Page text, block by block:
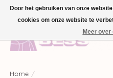
GRATIS VERZENDING VANAF €100,-
Home /
Door het gebruiken van onze
cookies om onze website te
Meer over